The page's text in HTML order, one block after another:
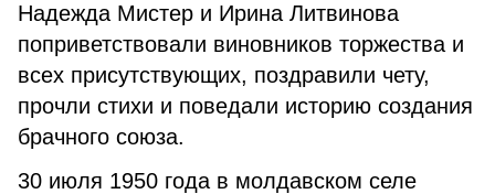
Надежда Мистер и Ирина Литвинова
поприветствовали виновников торжества и
всех присутствующих, поздравили чету,
прочли стихи и поведали историю создания
брачного союза.
30 июля 1950 года в молдавском селе